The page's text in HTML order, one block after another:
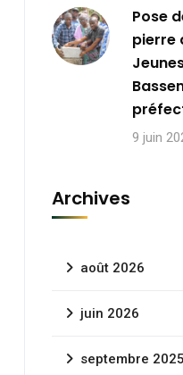
Pose
pierre
9 juin
Archives
août 2026
juin 2026
septembre 2025